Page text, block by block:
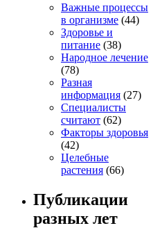
Важные процессы
в организме (44)
Здоровье и
питание (38)
Народное лечение
(78)
Разная
информация (27)
Специалисты
считают (62)
Факторы здоровья
(42)
Целебные
растения (66)
Публикации
разных лет